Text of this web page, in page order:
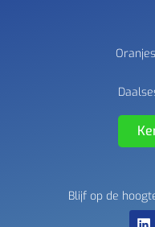
Blijf op de